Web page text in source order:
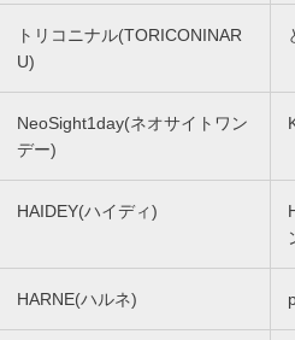
トリコニナル(TORICONINAR
U)
NeoSight1day(ネオサイトワン
デー)
HAIDEY(ハイディ)
HARNE(ハルネ)